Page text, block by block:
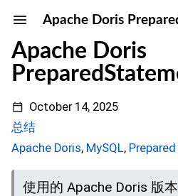
Apache Doris
Apache Doris
October 14, 2025
总结
Apache Doris, MySQL,
使用的 Apache Doris 版